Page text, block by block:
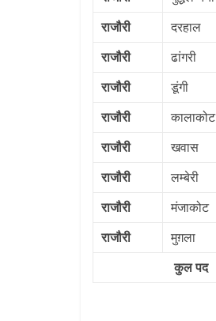
राजौरी
दरहाल
राजौरी
ढांगरी
राजौरी
डूंगी
राजौरी
कालाकोट
राजौरी
खवास
राजौरी
लम्बेरी
राजौरी
मंजाकोट
राजौरी
मुग़ला
कुल पद